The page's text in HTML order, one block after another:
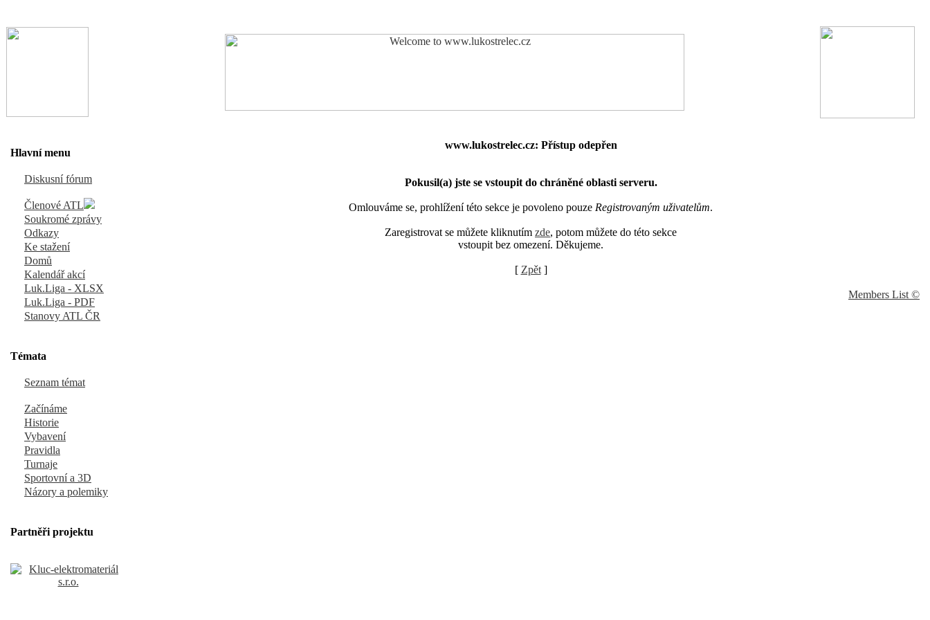
Hlavní menu
Diskusní fórum
Členové ATL
Soukromé zprávy
Odkazy
Ke stažení
Domů
Kalendář akcí
Luk.Liga - XLSX
Luk.Liga - PDF
Stanovy ATL ČR
Témata
Seznam témat
Začínáme
Historie
Vybavení
Pravidla
Turnaje
Sportovní a 3D
Názory a polemiky
Partněři projektu
www.lukostrelec.cz: Přístup odepřen
Pokusil(a) jste se vstoupit do chráněné oblasti serveru.
Omlouváme se, prohlížení této sekce je povoleno pouze Registrovaným uživatelům.
Zaregistrovat se můžete kliknutím zde, potom můžete do této sekce
vstoupit bez omezení. Děkujeme.
[ Zpět]
Members List ©